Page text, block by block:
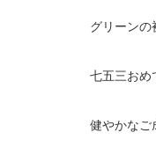
グリーンの
七五三おめ
健やかなご